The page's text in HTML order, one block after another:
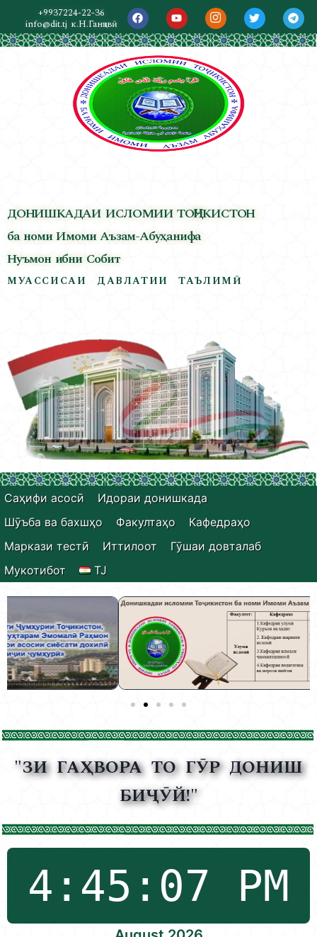
+9937224-22-36
info@dit.tj к.Н.Ганҷавӣ
ДОНИШКАДАИ ИСЛОМИИ ТОҶИКИСТОН
ба номи Имоми Аъзам-Абуҳанифа
Нуъмон ибни Собит
МУАССИСАИ ДАВЛАТИИ ТАЪЛИМӢ
Саҳифи асосӣ
Идораи донишкада
Шӯъба ва бахшҳо
Факултаҳо
Кафедраҳо
Маркази тестӣ
Иттилоот
Гӯшаи довталаб
Мукотибот
TJ
"ЗИ ГАҲВОРА ТО ГӮР ДОНИШ
БИҶӮЙ!"